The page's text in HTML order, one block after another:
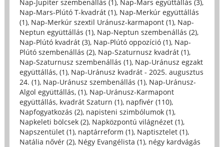
Nap-Jupiter szembenállás (1), Nap-Mars együttállás (3),
Nap-Mars-Plútó T-kvadrát (1), Nap-Merkúr együttállás
(1), Nap-Merkúr szextil Uránusz-karmapont (1), Nap-
Neptun együttállás (1), Nap-Neptun szembenállás (2),
Nap-Plútó kvadrát (3), Nap-Plútó oppozíció (1), Nap-
Plútó szembenállás (2), Nap-Szaturnusz kvadrát (1),
Nap-Szaturnusz szembenállás (1), Nap-Uránusz egzakt
együttállás, (1), Nap-Uránusz kvadrát - 2025. augusztus
24. (1), Nap-Uránusz szembenállás (1), Nap-Uránusz-
Algol együttállás, (1), Nap-Uránusz-Karmapont
együttállás, kvadrát Szaturn (1), napfivér (110),
Napfogyatkozás (2), napisteni szimbólumok (1),
Napkeleti bölcsek (2), Napközpontú világnézet (1),
Napszentület (1), naptárreform (1), Naptisztelet (1),
Natália nővér (2), Négy Evangélista (1), négy kardvágás